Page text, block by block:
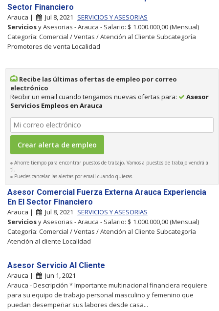
Sector Financiero
Arauca | Jul 8, 2021
SERVICIOS Y ASESORIAS
Serviciosy Asesorias - Arauca - Salario: $ 1.000.000,00 (Mensual)
Categoría: Comercial / Ventas / Atención al Cliente Subcategoría
Promotores de venta Localidad
Recibe las últimas ofertas de empleo por correo
electrónico
Recibir un email cuando tengamos nuevas ofertas para:
Asesor
Servicios Empleos en Arauca
Ahorre tiempo para encontrar puestos de trabajo, Vamos a puestos de trabajo vendrá a
ti.
Puedes cancelar las alertas por email cuando quieras.
Asesor Comercial Fuerza Externa Arauca Experiencia
En El Sector Financiero
Arauca | Jul 8, 2021
SERVICIOS Y ASESORIAS
Serviciosy Asesorias - Arauca - Salario: $ 1.000.000,00 (Mensual)
Categoría: Comercial / Ventas / Atención al Cliente Subcategoría
Atención al cliente Localidad
Asesor Servicio Al Cliente
Arauca |
Jun 1, 2021
Arauca - Descripción * Importante multinacional financiera requiere
para su equipo de trabajo personal masculino y femenino que
puedan desempeñar sus labores desde casa...